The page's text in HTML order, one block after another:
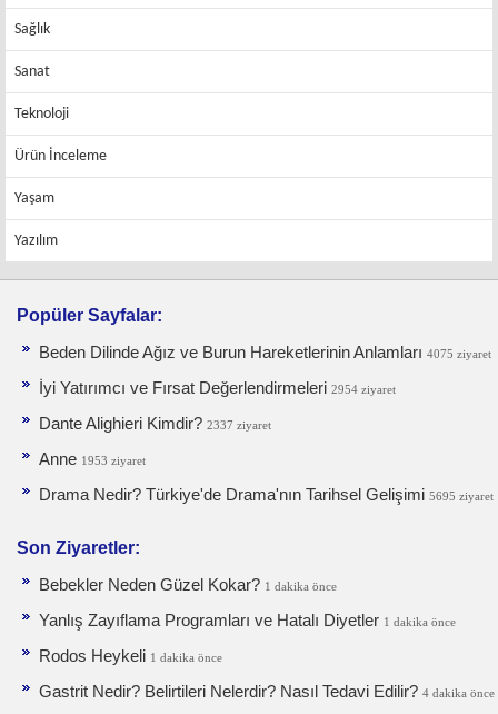
Sağlık
Sanat
Teknoloji
Ürün İnceleme
Yaşam
Yazılım
Popüler Sayfalar:
Beden Dilinde Ağız ve Burun Hareketlerinin Anlamları 4075 ziyaret
İyi Yatırımcı ve Fırsat Değerlendirmeleri 2954 ziyaret
Dante Alighieri Kimdir? 2337 ziyaret
Anne 1953 ziyaret
Drama Nedir? Türkiye'de Drama'nın Tarihsel Gelişimi 5695 ziyaret
Son Ziyaretler:
Bebekler Neden Güzel Kokar? 1 dakika önce
Yanlış Zayıflama Programları ve Hatalı Diyetler 1 dakika önce
Rodos Heykeli 1 dakika önce
Gastrit Nedir? Belirtileri Nelerdir? Nasıl Tedavi Edilir? 4 dakika önce